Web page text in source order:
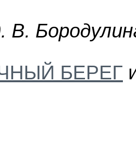
B.
БЕРЕГ